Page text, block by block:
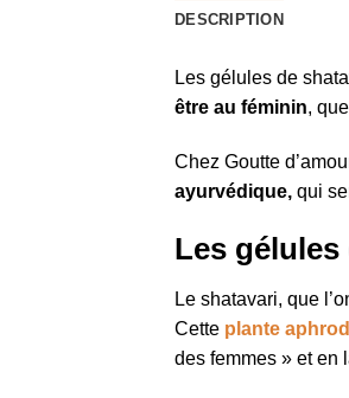
DESCRIPTION
Les gélules de
être au féminin,
Chez Goutte
ayurvédique, qui
Les gélules
Le shatavari, que
Cette plante
des femmes » et en